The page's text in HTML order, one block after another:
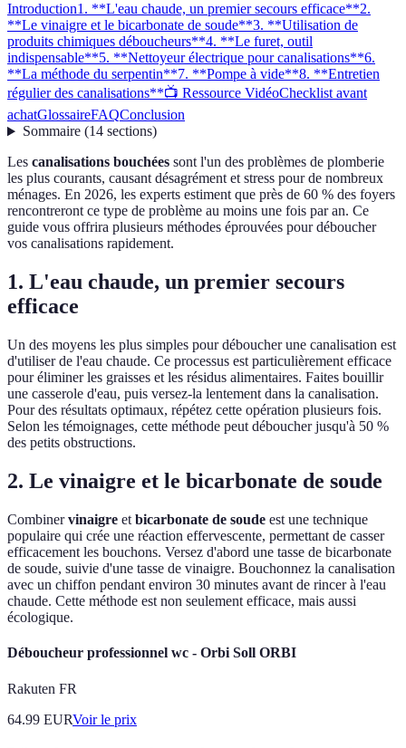
Introduction1. **L'eau chaude, un premier secours efficace**2.
**Le vinaigre et le bicarbonate de soude**3. **Utilisation de
produits chimiques déboucheurs**4. **Le furet, outil
indispensable**5. **Nettoyeur électrique pour canalisations**6.
**La méthode du serpentin**7. **Pompe à vide**8. **Entretien
régulier des canalisations**📺 Ressource VidéoChecklist avant
achatGlossaireFAQConclusion
Sommaire(14 sections)
Les canalisations bouchées sont l'un des problèmes de plomberie
les plus courants, causant désagrément et stress pour de nombreux
ménages. En 2026, les experts estiment que près de 60 % des foyers
rencontreront ce type de problème au moins une fois par an. Ce
guide vous offrira plusieurs méthodes éprouvées pour déboucher
vos canalisations rapidement.
1. L'eau chaude, un premier secours
efficace
Un des moyens les plus simples pour déboucher une canalisation est
d'utiliser de l'eau chaude. Ce processus est particulièrement efficace
pour éliminer les graisses et les résidus alimentaires. Faites bouillir
une casserole d'eau, puis versez-la lentement dans la canalisation.
Pour des résultats optimaux, répétez cette opération plusieurs fois.
Selon les témoignages, cette méthode peut déboucher jusqu'à 50 %
des petits obstructions.
2. Le vinaigre et le bicarbonate de soude
Combinervinaigre et bicarbonate de soude est une technique
populaire qui crée une réaction effervescente, permettant de casser
efficacement les bouchons. Versez d'abord une tasse de bicarbonate
de soude, suivie d'une tasse de vinaigre. Bouchonnez la canalisation
avec un chiffon pendant environ 30 minutes avant de rincer à l'eau
chaude. Cette méthode est non seulement efficace, mais aussi
écologique.
Déboucheur professionnel wc - Orbi Soll ORBI
Rakuten FR
64.99 EURVoir le prix